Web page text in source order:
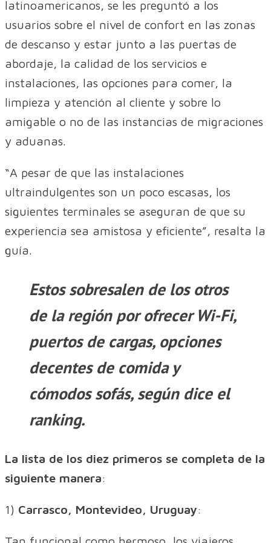
latinoamericanos, se les preguntó a los
usuarios sobre el nivel de confort en las zonas
de descanso y estar junto a las puertas de
abordaje, la calidad de los servicios e
instalaciones, las opciones para comer, la
limpieza y atención al cliente y sobre lo
amigable o no de las instancias de migraciones
y aduanas.
“A pesar de que las instalaciones
ultraindulgentes son un poco escasas, los
siguientes terminales se aseguran de que su
experiencia sea amistosa y eficiente”, resalta la
guía.
Estos sobresalen de los otros
de la región por ofrecer Wi-Fi,
puertos de cargas, opciones
decentes de comida y
cómodos sofás, según dice el
ranking.
La lista de los diez primeros se completa de la
siguiente manera:
1) Carrasco, Montevideo, Uruguay: